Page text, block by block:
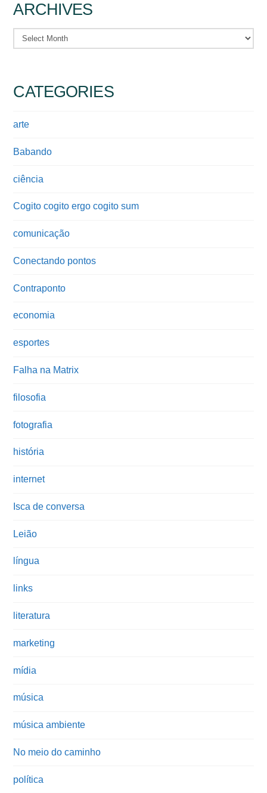
ARCHIVES
Archives
CATEGORIES
arte
Babando
ciência
Cogito cogito ergo cogito sum
comunicação
Conectando pontos
Contraponto
economia
esportes
Falha na Matrix
filosofia
fotografia
história
internet
Isca de conversa
Leião
língua
links
literatura
marketing
mídia
música
música ambiente
No meio do caminho
política